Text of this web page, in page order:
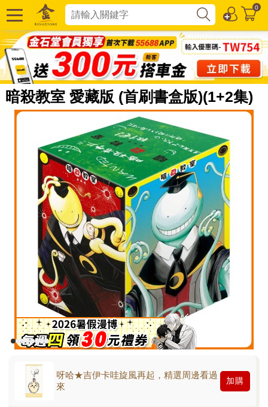
0
暗殺教室 愛藏版 (首刷書盒版)(1+2集)
呀哈★吉伊卡哇旋風再起，精選周邊看過
來
加購